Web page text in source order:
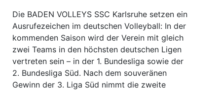
Die BADEN VOLLEYS SSC Karlsruhe setzen ein
Ausrufezeichen im deutschen Volleyball: In der
kommenden Saison wird der Verein mit gleich
zwei Teams in den höchsten deutschen Ligen
vertreten sein – in der 1. Bundesliga sowie der
2. Bundesliga Süd. Nach dem souveränen
Gewinn der 3. Liga Süd nimmt die zweite